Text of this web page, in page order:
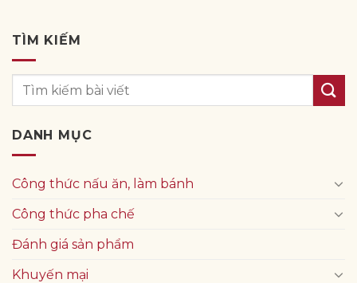
TÌM KIẾM
DANH MỤC
Công thức nấu ăn, làm bánh
Công thức pha chế
Đánh giá sản phẩm
Khuyến mại